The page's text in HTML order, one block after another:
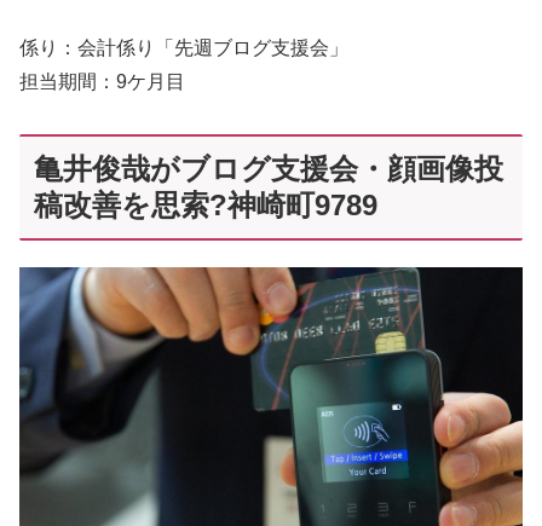
係り：会計係り「先週ブログ支援会」
担当期間：9ケ月目
亀井俊哉がブログ支援会・顔画像投
稿改善を思索?神崎町9789